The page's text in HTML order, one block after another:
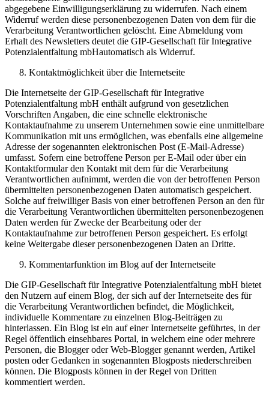
abgegebene Einwilligungserklärung zu widerrufen. Nach einem
Widerruf werden diese personenbezogenen Daten von dem für die
Verarbeitung Verantwortlichen gelöscht. Eine Abmeldung vom
Erhalt des Newsletters deutet die GIP-Gesellschaft für Integrative
Potenzialentfaltung mbHautomatisch als Widerruf.
Kontaktmöglichkeit über die Internetseite
Die Internetseite der GIP-Gesellschaft für Integrative
Potenzialentfaltung mbH enthält aufgrund von gesetzlichen
Vorschriften Angaben, die eine schnelle elektronische
Kontaktaufnahme zu unserem Unternehmen sowie eine unmittelbare
Kommunikation mit uns ermöglichen, was ebenfalls eine allgemeine
Adresse der sogenannten elektronischen Post (E-Mail-Adresse)
umfasst. Sofern eine betroffene Person per E-Mail oder über ein
Kontaktformular den Kontakt mit dem für die Verarbeitung
Verantwortlichen aufnimmt, werden die von der betroffenen Person
übermittelten personenbezogenen Daten automatisch gespeichert.
Solche auf freiwilliger Basis von einer betroffenen Person an den für
die Verarbeitung Verantwortlichen übermittelten personenbezogenen
Daten werden für Zwecke der Bearbeitung oder der
Kontaktaufnahme zur betroffenen Person gespeichert. Es erfolgt
keine Weitergabe dieser personenbezogenen Daten an Dritte.
Kommentarfunktion im Blog auf der Internetseite
Die GIP-Gesellschaft für Integrative Potenzialentfaltung mbH bietet
den Nutzern auf einem Blog, der sich auf der Internetseite des für
die Verarbeitung Verantwortlichen befindet, die Möglichkeit,
individuelle Kommentare zu einzelnen Blog-Beiträgen zu
hinterlassen. Ein Blog ist ein auf einer Internetseite geführtes, in der
Regel öffentlich einsehbares Portal, in welchem eine oder mehrere
Personen, die Blogger oder Web-Blogger genannt werden, Artikel
posten oder Gedanken in sogenannten Blogposts niederschreiben
können. Die Blogposts können in der Regel von Dritten
kommentiert werden.